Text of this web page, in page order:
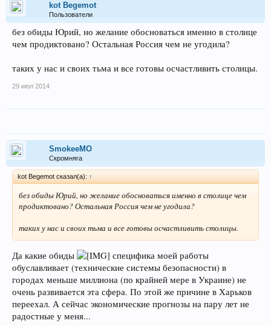
kot Begemot
Пользователи
без обиды Юрий, но желание обосноваться именно в столице
чем продиктовано? Остальная Россия чем не угодила?
таких у нас и своих тьма и все готовы осчастливить столицы.
29 июл 2014
SmokeeMO
Скромняга
kot Begemot сказал(а): ↑
без обиды Юрий, но желание обосноваться именно в столице чем
продиктовано? Остальная Россия чем не угодила?
таких у нас и своих тьма и все готовы осчастливить столицы.
Да какие обиды
специфика моей работы
обуславливает (технические системы безопасности) в
городах меньше миллиона (по крайней мере в Украине) не
очень развивается эта сфера. По этой же причине в Харьков
переехал. А сейчас экономические прогнозы на пару лет не
радостные у меня...